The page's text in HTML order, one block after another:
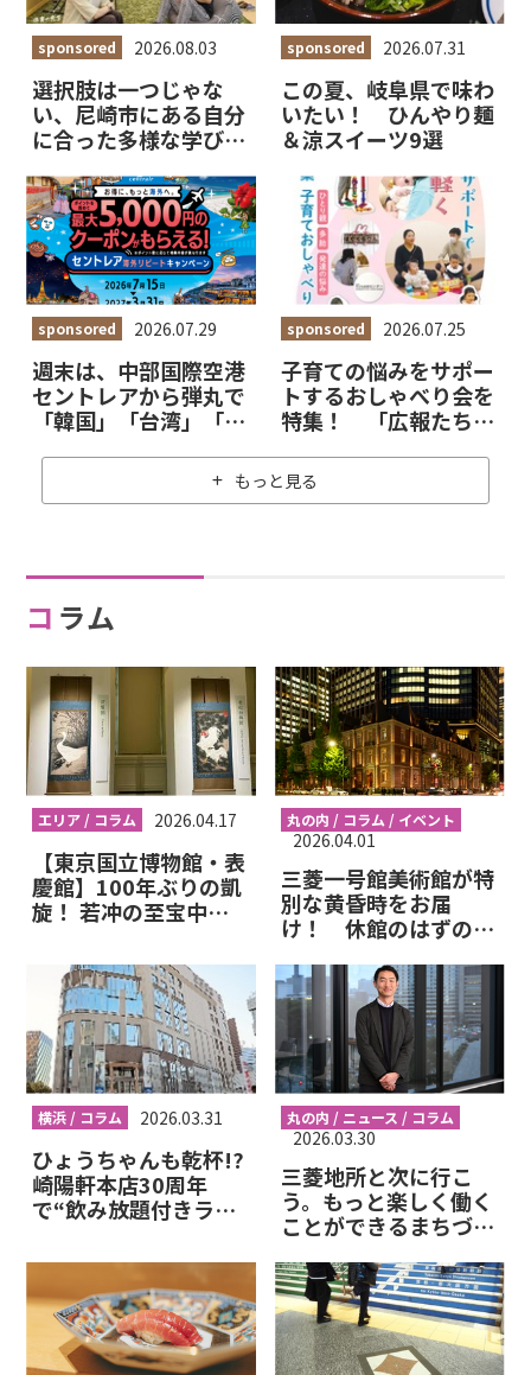
sponsored 2026.08.03
選択肢は一つじゃな
い、尼崎市にある自分
に合った多様な学びの
月号より】
sponsored 2026.07.31
この夏、岐阜県で味わ
いたい！ ひんやり麺
＆涼スイーツ9選
sponsored 2026.07.29
週末は、中部国際空港
セントレアから弾丸で
「韓国」「台湾」「香
sponsored 2026.07.25
子育ての悩みをサポー
トするおしゃべり会を
特集！ 「広報たちか
中
もっと見る
コラム
エリア / コラム 2026.04.17
【東京国立博物館・表
慶館】100年ぶりの凱
旋！ 若冲の至宝中の
浴びる衝撃。2026年
秋「皇居三の丸尚蔵
館」グランドオープン
への序章
丸の内 / コラム / イベント
2026.04.01
三菱一号館美術館が特
別な黄昏時をお届
け！ 休館のはずの月
んのライブ開催
横浜 / コラム 2026.03.31
ひょうちゃんも乾杯!?
崎陽軒本店30周年
で“飲み放題付きラン
場！
丸の内 / ニュース / コラム
2026.03.30
三菱地所と次に行こ
う。もっと楽しく働く
ことができるまちづく
谷川真さん